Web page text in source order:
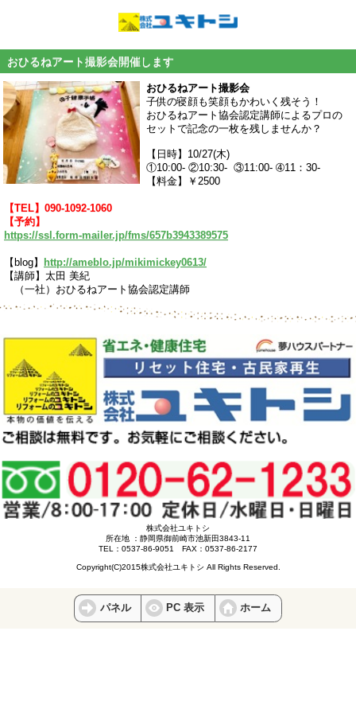
おひるねアート撮影会開催します
おひるねアート撮影会
子供の寝顔も笑顔もかわいく残そう！
おひるねアート協会認定講師によるプロの
セットで記念の一枚を残しませんか？
【日時】10/27(木)
①10:00- ②10:30- ③11:00- ➃11：30-
【料金】￥2500
【TEL】090-1092-1060
【予約】
https://ssl.form-mailer.jp/fms/657b3943389575
【blog】
http://ameblo.jp/mikimickey0613/
【講師】太田 美紀
（一社）おひるねアート協会認定講師
株式会社ユキトシ
所在地 ：静岡県御前崎市池新田3843-11
TEL：0537-86-9051 FAX：0537-86-2177
Copyright(C)2015株式会社ユキトシ All Rights Reserved.
パネル PC 表示 ホーム